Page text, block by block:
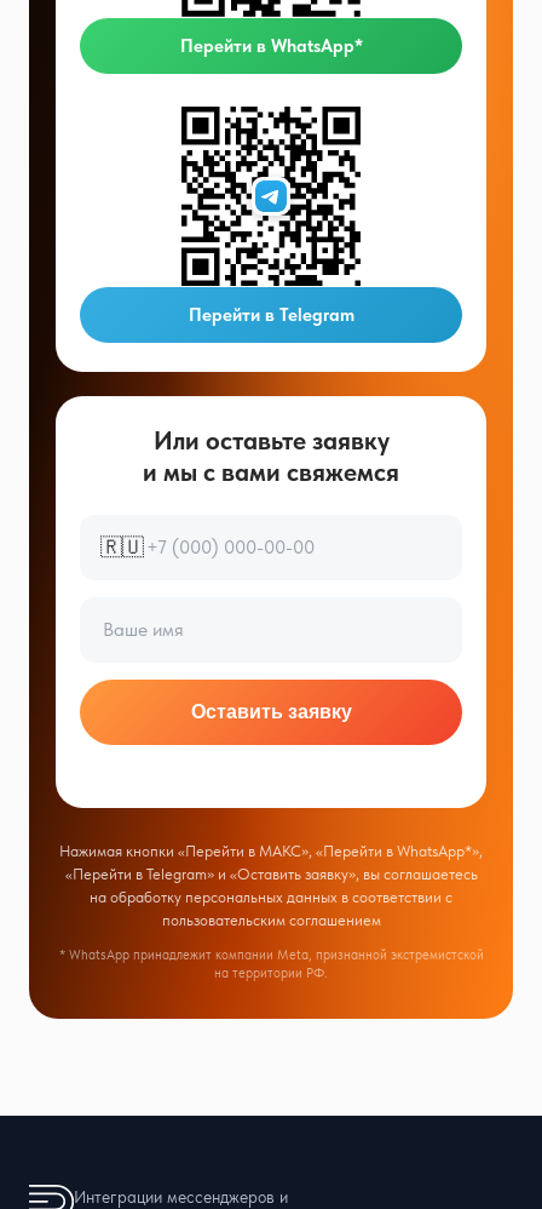
Перейти в WhatsApp*
Перейти в Telegram
Или оставьте заявку
и мы с вами свяжемся
🇷🇺
Оставить заявку
Нажимая кнопки «Перейти в МАКС», «Перейти в WhatsApp*»,
«Перейти в Telegram» и «Оставить заявку», вы соглашаетесь
на обработку персональных данных в соответствии с
пользовательским соглашением
* WhatsApp принадлежит компании Meta, признанной экстремистской
на территории РФ.
Интеграции мессенджеров и